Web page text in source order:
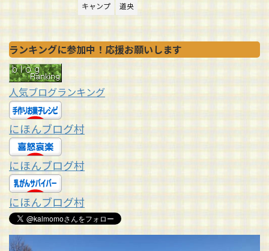
キャンプ 道央
ランキングに参加中！応援お願いします
人気ブログランキング
にほんブログ村
にほんブログ村
にほんブログ村